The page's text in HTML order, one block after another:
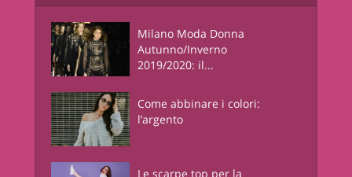
Milano Moda Donna
Autunno/Inverno
2019/2020: il...
Come abbinare i colori:
l’argento
Le scarpe top per la